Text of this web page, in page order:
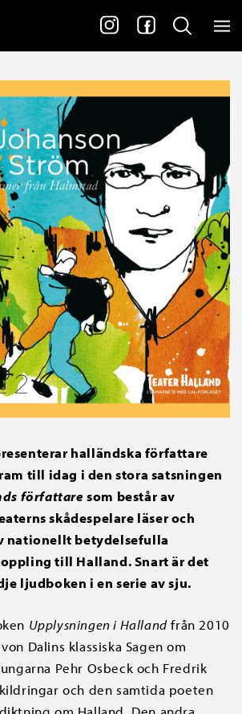
halländska författare
till idag i den stora satsningen
författaresom består av
skådespelare läser och
nationellt betydelsefulla
till Halland. Snart är det
ljudboken i en serie av sju.
Upplysningen i Hallandfrån 2010
Dalins klassiska Sagen om
Pehr Osbeck och Fredrik
och den samtida poeten